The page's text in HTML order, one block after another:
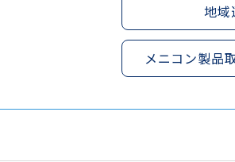
地域
メニコン製品